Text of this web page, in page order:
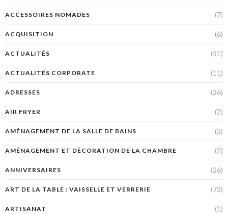
ACCESSOIRES NOMADES (7)
ACQUISITION (6)
ACTUALITÉS (51)
ACTUALITÉS CORPORATE (11)
ADRESSES (26)
AIR FRYER (2)
AMÉNAGEMENT DE LA SALLE DE BAINS (3)
AMÉNAGEMENT ET DÉCORATION DE LA CHAMBRE (2)
ANNIVERSAIRES (26)
ART DE LA TABLE : VAISSELLE ET VERRERIE (73)
ARTISANAT (1)